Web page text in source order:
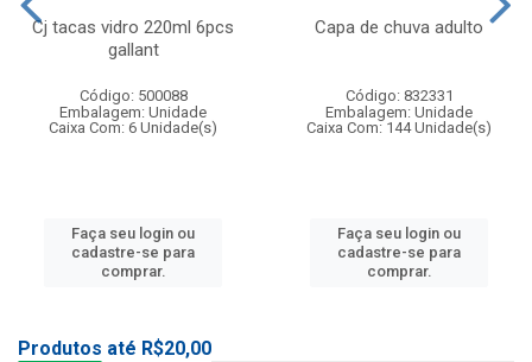
Cj tacas vidro 220ml 6pcs
gallant
Código: 500088
Embalagem: Unidade
Caixa Com: 6 Unidade(s)
Faça seu login ou
cadastre-se para
comprar.
Capa de chuva adulto
Código: 832331
Embalagem: Unidade
Caixa Com: 144 Unidade(s)
Faça seu login ou
cadastre-se para
comprar.
Produtos até R$20,00